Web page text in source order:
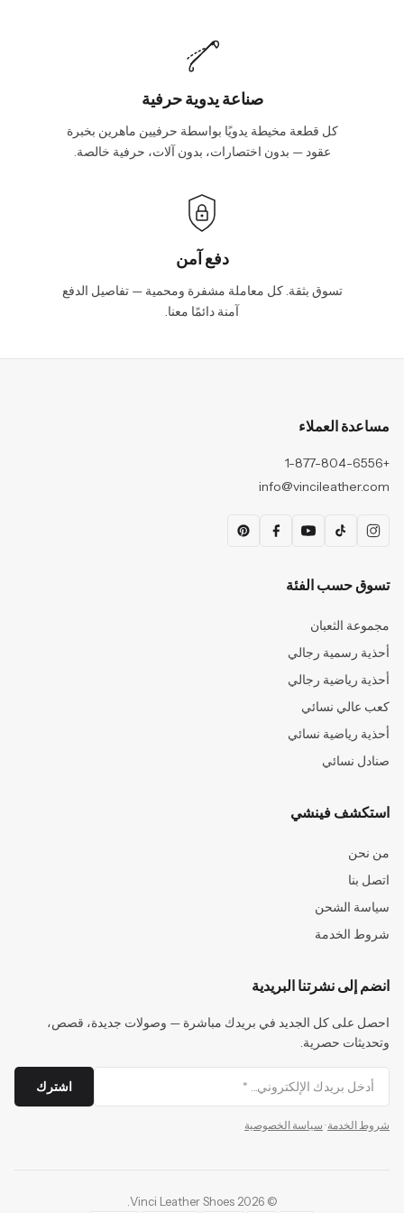
صناعة يدوية حرفية
كل قطعة مخيطة يدويًا بواسطة حرفيين ماهرين بخبرة
عقود — بدون اختصارات، بدون آلات، حرفية خالصة.
دفع آمن
تسوق بثقة. كل معاملة مشفرة ومحمية — تفاصيل الدفع
آمنة دائمًا معنا.
مساعدة العملاء
+1-877-804-6556
info@vincileather.com
تسوق حسب الفئة
مجموعة الثعبان
أحذية رسمية رجالي
أحذية رياضية رجالي
كعب عالي نسائي
أحذية رياضية نسائي
صنادل نسائي
استكشف فينشي
من نحن
اتصل بنا
سياسة الشحن
شروط الخدمة
انضم إلى نشرتنا البريدية
احصل على كل الجديد في بريدك مباشرة — وصولات جديدة، قصص،
وتحديثات حصرية.
اشترك
شروط الخدمة · سياسة الخصوصية
©
2026
Vinci Leather Shoes